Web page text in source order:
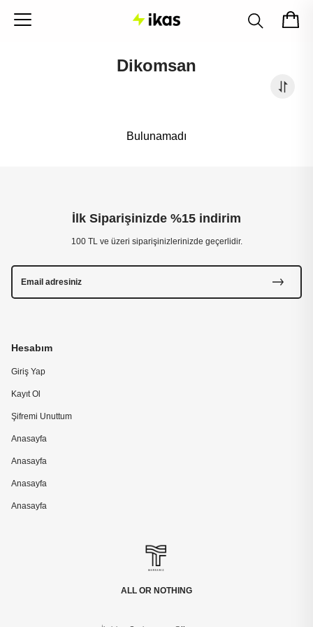
Dikomsan
Bulunamadı
ALL OR NOTHING
Hesabım
Giriş Yap
Kayıt Ol
Şifremi Unuttum
Anasayfa
Anasayfa
Anasayfa
Anasayfa
İlk Siparişinizde %15 indirim
100 TL ve üzeri siparişinizlerinizde geçerlidir.